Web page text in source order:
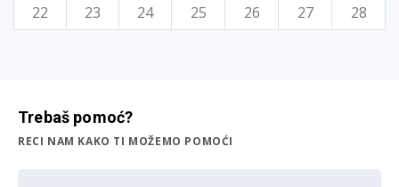
22
23 24 25 26 27 28
Trebaš pomoć?
RECI NAM KAKO TI MOŽEMO POMOĆI